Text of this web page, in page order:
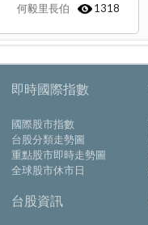
何毅里長伯
1318
即時國際指數
國際股市指數
台股分類走勢圖
重點股市即時走勢圖
全球股市休市日
台股資訊